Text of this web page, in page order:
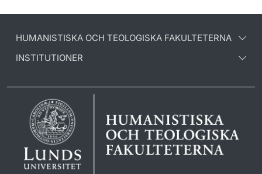
HUMANISTISKA OCH TEOLOGISKA FAKULTETERNA
INSTITUTIONER